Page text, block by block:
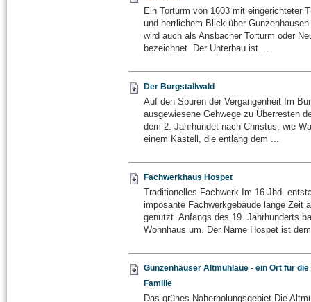
Ein Torturm von 1603 mit eingerichteter
und herrlichem Blick über
wird auch als Ansbacher Torturm oder
bezeichnet. Der Unterbau ist ...
Der Burgstallwald
Auf den Spuren der Vergangenheit Im
ausgewiesene Gehwege zu Überresten
dem 2. Jahrhundet nach Christus, wie
einem Kastell, die entlang dem ...
Fachwerkhaus Hospet
Traditionelles Fachwerk Im 16.Jhd.
imposante Fachwerkgebäude lange Zeit
genutzt. Anfangs des 19. Jahrhunderts
Wohnhaus um. Der Name Hospet ist
Gunzenhäuser Altmühlaue - ein Ort für die
Familie
Das grünes Naherholungsgebiet Die